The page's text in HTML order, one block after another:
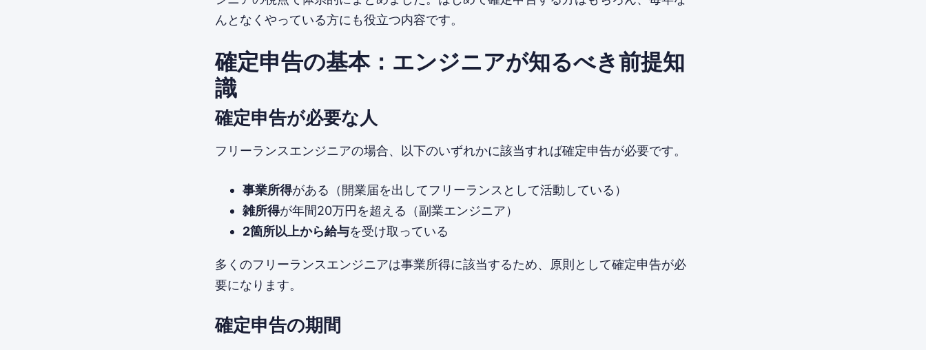
んとなくやっている方にも役立つ内容です。
確定申告の基本：エンジニアが知るべき前提知
識
確定申告が必要な人
フリーランスエンジニアの場合、以下のいずれかに該当すれば確定申告が必要です。
事業所得がある（開業届を出してフリーランスとして活動している）
雑所得が年間20万円を超える（副業エンジニア）
2箇所以上から給与を受け取っている
多くのフリーランスエンジニアは事業所得に該当するため、原則として確定申告が必
要になります。
確定申告の期間